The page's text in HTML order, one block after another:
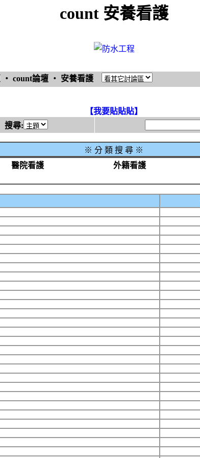
count 安養看護
‧ count論壇 ‧ 安養看護
【我要貼貼貼】
搜尋:
※ 分 類 搜 尋 ※
醫院看護 外籍看護